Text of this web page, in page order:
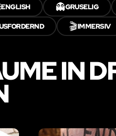
ENGLISH 👻GRUSELIG
🎬IMMERSIV
IN